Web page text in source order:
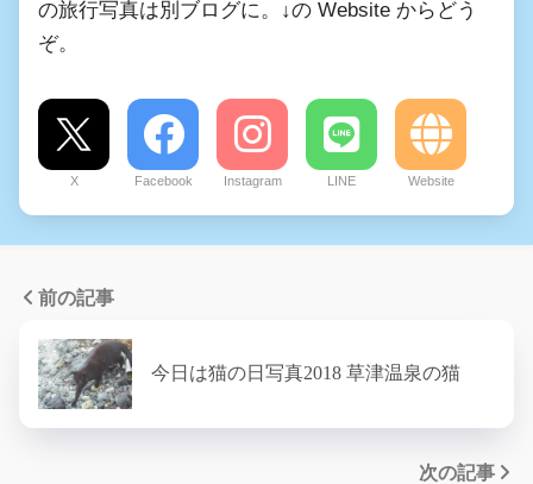
の旅行写真は別ブログに。↓の Website からどう
ぞ。
X Facebook Instagram LINE Website
前の記事
今日は猫の日写真2018 草津温泉の猫
次の記事